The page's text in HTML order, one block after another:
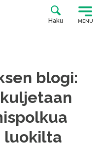
Haku MENU
blogi:
luokilta